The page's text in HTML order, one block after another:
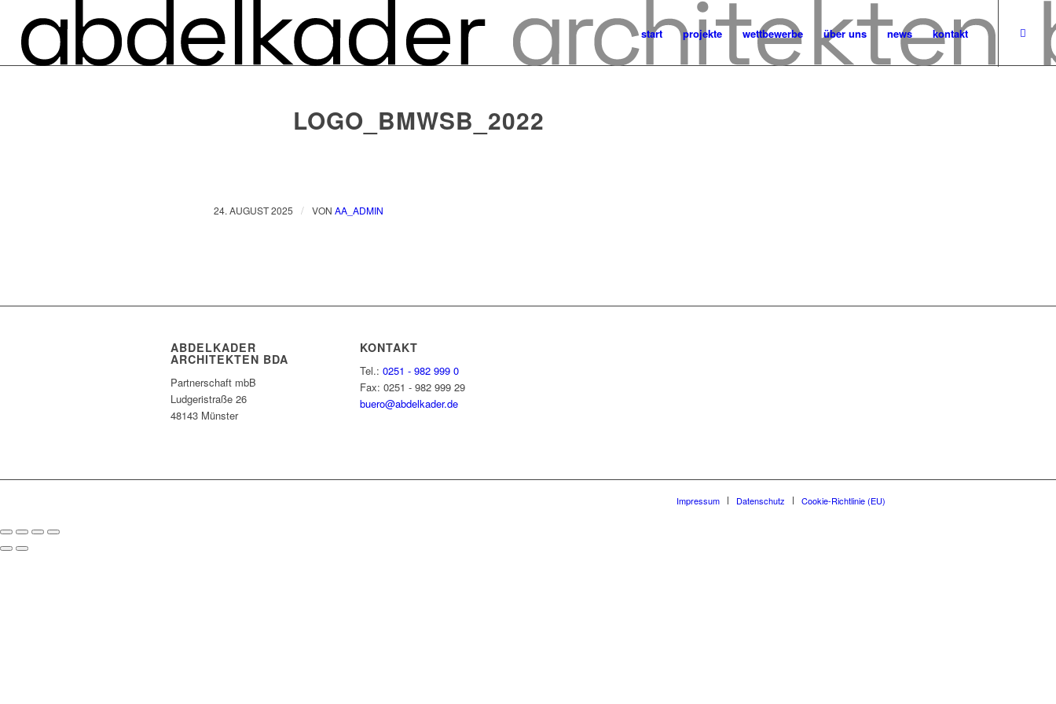
start projekte wettbewerbe über uns news kontakt
LOGO_BMWSB_2022
24. AUGUST 2025 / VON AA_ADMIN
ABDELKADER
ARCHITEKTEN BDA
Partnerschaft mbB
Ludgeristraße 26
48143 Münster
KONTAKT
Tel.:0251 - 982 999 0
Fax: 0251 - 982 999 29
buero@abdelkader.de
Impressum Datenschutz Cookie-Richtlinie (EU)